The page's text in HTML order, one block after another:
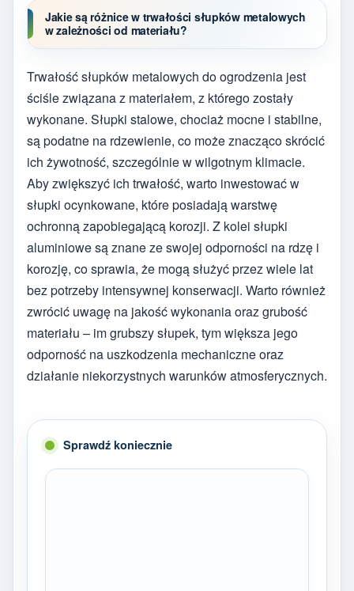
Jakie są różnice w trwałości słupków metalowych
w zależności od materiału?
Trwałość słupków metalowych do ogrodzenia jest
ściśle związana z materiałem, z którego zostały
wykonane. Słupki stalowe, chociaż mocne i stabilne,
są podatne na rdzewienie, co może znacząco skrócić
ich żywotność, szczególnie w wilgotnym klimacie.
Aby zwiększyć ich trwałość, warto inwestować w
słupki ocynkowane, które posiadają warstwę
ochronną zapobiegającą korozji. Z kolei słupki
aluminiowe są znane ze swojej odporności na rdzę i
korozję, co sprawia, że mogą służyć przez wiele lat
bez potrzeby intensywnej konserwacji. Warto również
zwrócić uwagę na jakość wykonania oraz grubość
materiału – im grubszy słupek, tym większa jego
odporność na uszkodzenia mechaniczne oraz
działanie niekorzystnych warunków atmosferycznych.
Sprawdź koniecznie